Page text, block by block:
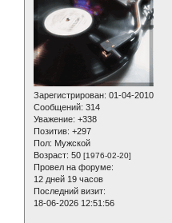
Зарегистрирован: 01-04-2010
Сообщений: 314
Уважение: +338
Позитив: +297
Пол: Мужской
Возраст: 50 [1976-02-20]
Провел на форуме:
12 дней 19 часов
Последний визит:
18-06-2026 12:51:56